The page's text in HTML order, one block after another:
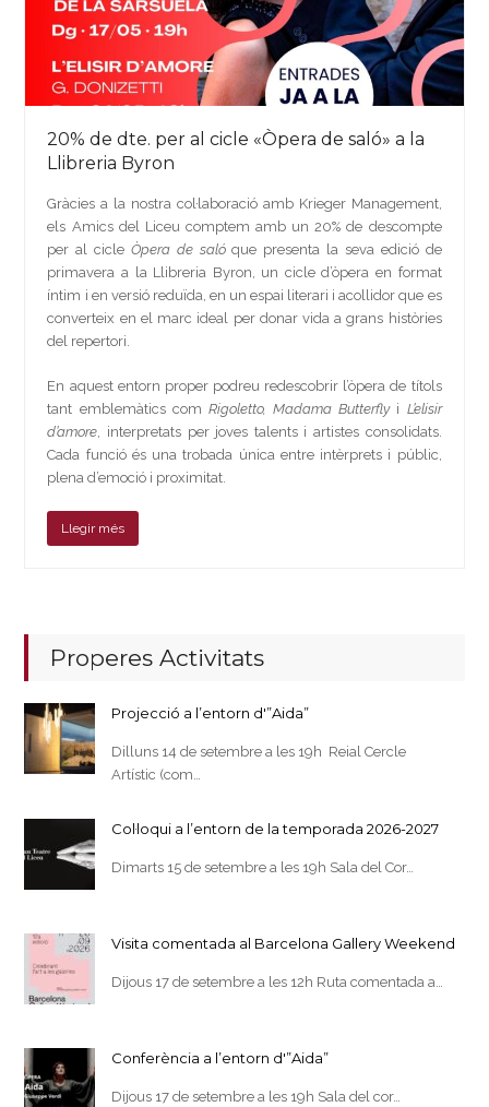
20% de dte. per al cicle «Òpera de saló» a la
Llibreria Byron
Gràcies a la nostra col·laboració amb Krieger Management,
els Amics del Liceu comptem amb un 20% de descompte
per al cicle Òpera de salóque presenta la seva edició de
primavera a la Llibreria Byron, un cicle d’òpera en format
íntim i en versió reduïda, en un espai literari i acollidor que es
converteix en el marc ideal per donar vida a grans històries
del repertori.
En aquest entorn proper podreu redescobrir l’òpera de títols
tant emblemàtics com Rigoletto, Madama Butterfly i L’elisir
d’amore, interpretats per joves talents i artistes consolidats.
Cada funció és una trobada única entre intèrprets i públic,
plena d’emoció i proximitat.
Llegir més
Properes Activitats
Projecció a l’entorn d'”Aida”
Dilluns 14 de setembre a les 19h Reial Cercle
Artístic (com…
Col·loqui a l’entorn de la temporada 2026-2027
Dimarts 15 de setembre a les 19h Sala del Cor…
Visita comentada al Barcelona Gallery Weekend
Dijous 17 de setembre a les 12h Ruta comentada a…
Conferència a l’entorn d'”Aida”
Dijous 17 de setembre a les 19h Sala del cor…